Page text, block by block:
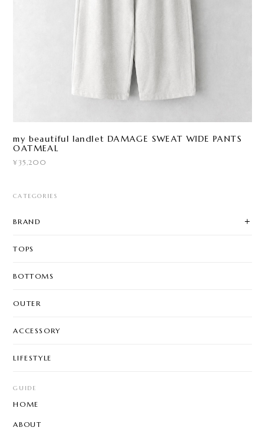
my beautiful landlet DAMAGE SWEAT WIDE PANTS
OATMEAL
¥35,200
CATEGORIES
BRAND
TOPS
BOTTOMS
OUTER
ACCESSORY
LIFESTYLE
GUIDE
HOME
ABOUT